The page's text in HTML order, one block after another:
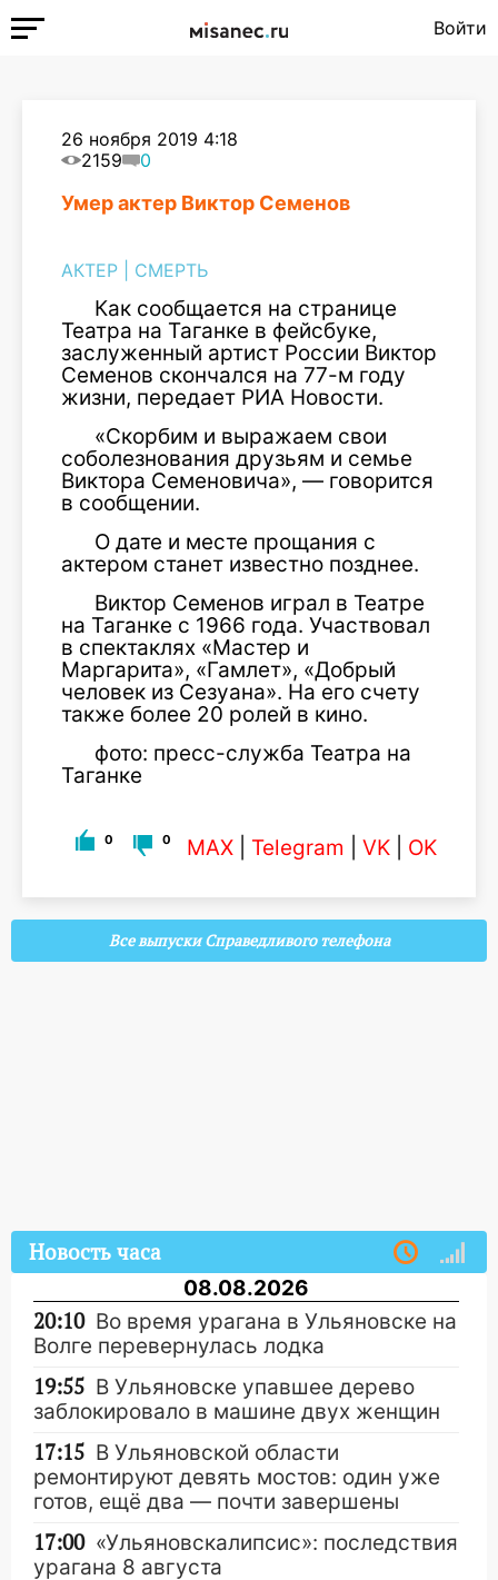
Войти
26 ноября 2019 4:18
2159
0
Умер актер Виктор Семенов
АКТЕР СМЕРТЬ
Как сообщается на странице
Театра на Таганке в фейсбуке,
заслуженный артист России Виктор
Семенов скончался на 77-м году
жизни, передает РИА Новости.
«Скорбим и выражаем свои
соболезнования друзьям и семье
Виктора Семеновича», — говорится
в сообщении.
О дате и месте прощания с
актером станет известно позднее.
Виктор Семенов играл в Театре
на Таганке с 1966 года. Участвовал
в спектаклях «Мастер и
Маргарита», «Гамлет», «Добрый
человек из Сезуана». На его счету
также более 20 ролей в кино.
фото: пресс-служба Театра на
Таганке
0 0 MAX Telegram VK OK
Все выпуски Справедливого телефона
Новость часа
08.08.2026
20:10 Во время урагана в Ульяновске на
Волге перевернулась лодка
19:55 В Ульяновске упавшее дерево
заблокировало в машине двух женщин
17:15 В Ульяновской области
ремонтируют девять мостов: один уже
готов, ещё два — почти завершены
17:00 «Ульяновскалипсис»: последствия
урагана 8 августа